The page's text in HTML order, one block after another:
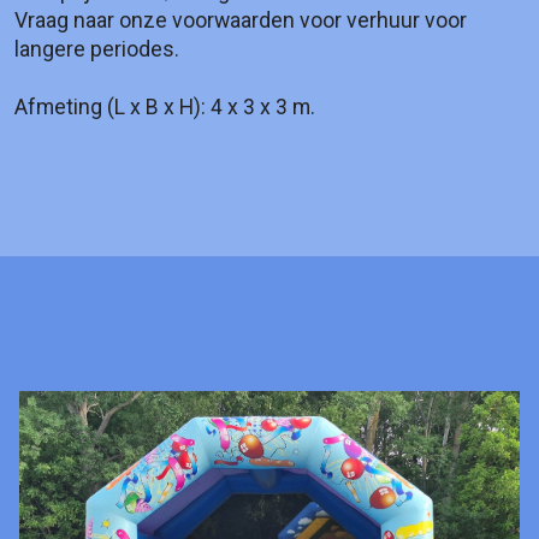
Vraag naar onze voorwaarden voor verhuur voor
langere periodes.
Afmeting (L x B x H): 4 x 3 x 3 m.